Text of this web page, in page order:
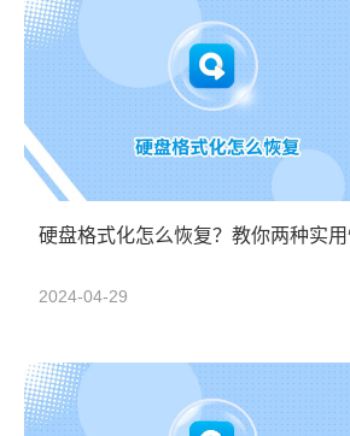
硬盘格式化怎么恢复？教你两种实用
2024-04-29